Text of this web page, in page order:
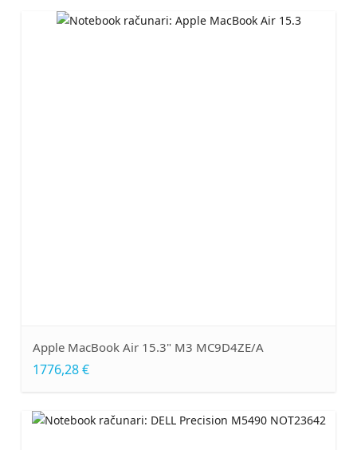
Apple MacBook Air 15.3" M3 MC9D4ZE/A
1776,28 €